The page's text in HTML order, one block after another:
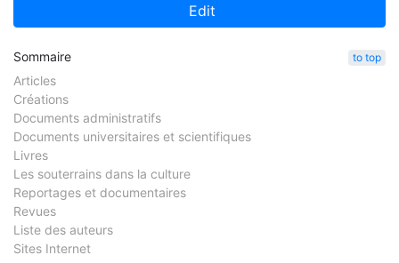
Edit
Sommaire to top
Articles
Créations
Documents administratifs
Documents universitaires et scientifiques
Livres
Les souterrains dans la culture
Reportages et documentaires
Revues
Liste des auteurs
Sites Internet